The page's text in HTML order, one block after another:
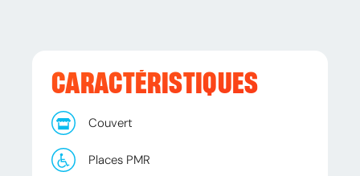
CARACTÉRISTIQUES
Couvert
Places PMR